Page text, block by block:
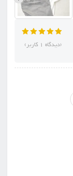
(دیدگاه 1 کاربر)